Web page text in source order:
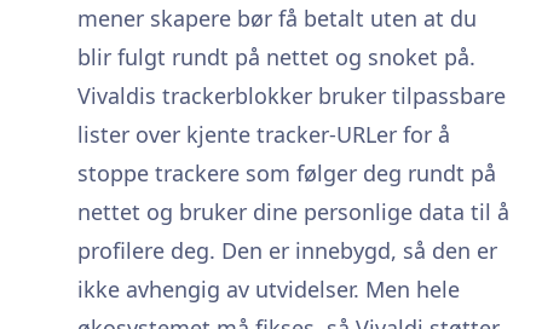
mener skapere bør få betalt uten at du
blir fulgt rundt på nettet og snoket på.
Vivaldis trackerblokker bruker tilpassbare
lister over kjente tracker-URLer for å
stoppe trackere som følger deg rundt på
nettet og bruker dine personlige data til å
profilere deg. Den er innebygd, så den er
ikke avhengig av utvidelser. Men hele